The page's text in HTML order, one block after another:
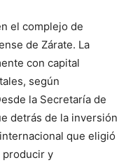
el complejo de
de Zárate. La
con capital
según
la Secretaría de
detrás de la inversión
que eligió
producir y